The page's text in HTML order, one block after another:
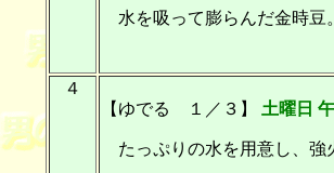
水を吸って膨らんだ金時豆
４
【ゆでる １／３】 土曜日
たっぷりの水を用意し、強